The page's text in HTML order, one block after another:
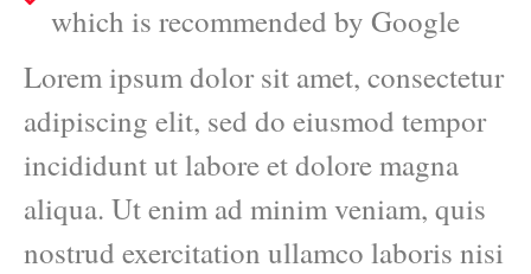
which is recommended by Google
Lorem ipsum dolor sit amet, consectetur
adipiscing elit, sed do eiusmod tempor
incididunt ut labore et dolore magna
aliqua. Ut enim ad minim veniam, quis
nostrud exercitation ullamco laboris nisi